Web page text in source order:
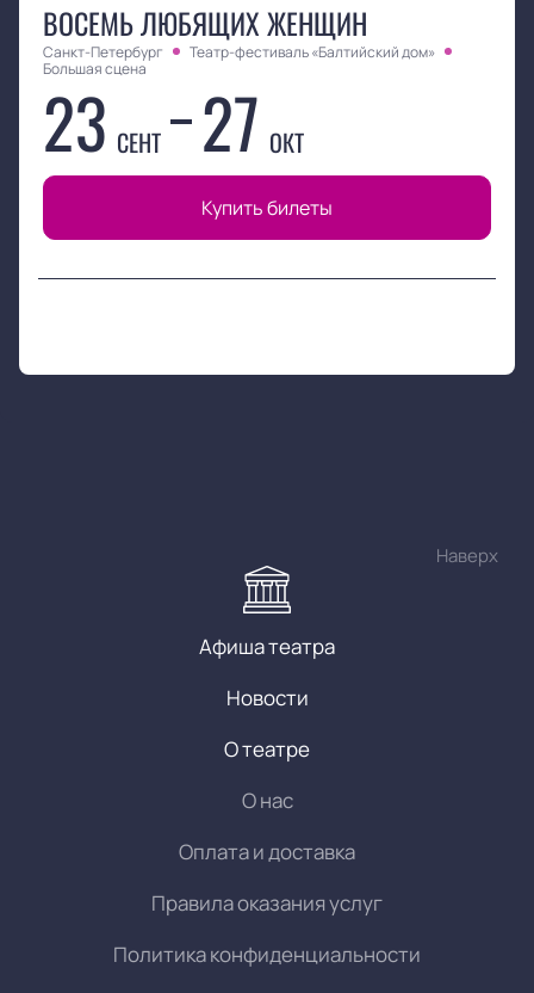
ВОСЕМЬ ЛЮБЯЩИХ ЖЕНЩИН
Санкт-Петербург
Театр-фестиваль «Балтийский дом»
Большая сцена
23 СЕНТ 27 ОКТ
Купить билеты
Наверх
Афиша театра
Новости
О театре
О нас
Оплата и доставка
Правила оказания услуг
Политика конфиденциальности